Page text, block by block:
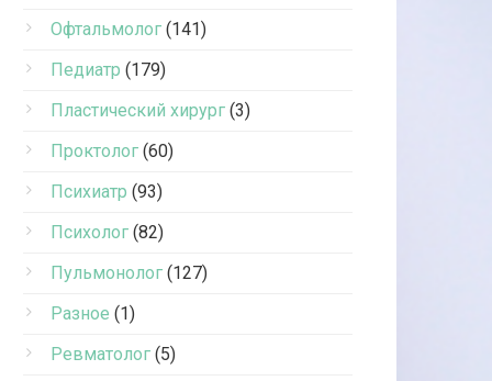
Офтальмолог (141)
Педиатр (179)
Пластический хирург (3)
Проктолог (60)
Психиатр (93)
Психолог (82)
Пульмонолог (127)
Разное (1)
Ревматолог (5)